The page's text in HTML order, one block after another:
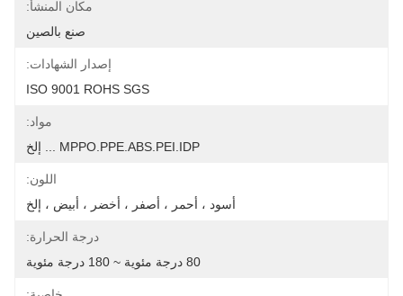
مكان المنشأ:
صنع بالصين
إصدار الشهادات:
ISO 9001 ROHS SGS
مواد:
MPPO.PPE.ABS.PEI.IDP ... إلخ
اللون:
أسود ، أحمر ، أصفر ، أخضر ، أبيض ، إلخ
درجة الحرارة:
80 درجة مئوية ~ 180 درجة مئوية